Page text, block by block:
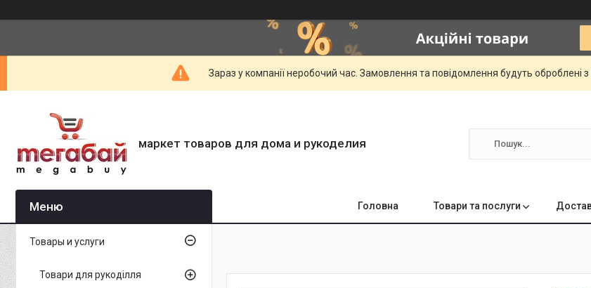
Зараз у компанії неробочий час. Замовлення та повідомлення будуть оброблені
маркет товаров для дома и рукоделия
Головна Товари та послуги
Товары и услуги
Товари для рукоділля